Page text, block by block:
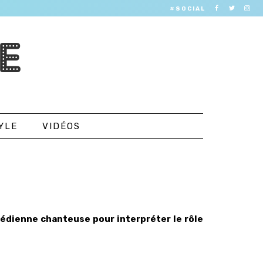
#SOCIAL
VIDÉOS
chanteuse pour interpréter le rôle